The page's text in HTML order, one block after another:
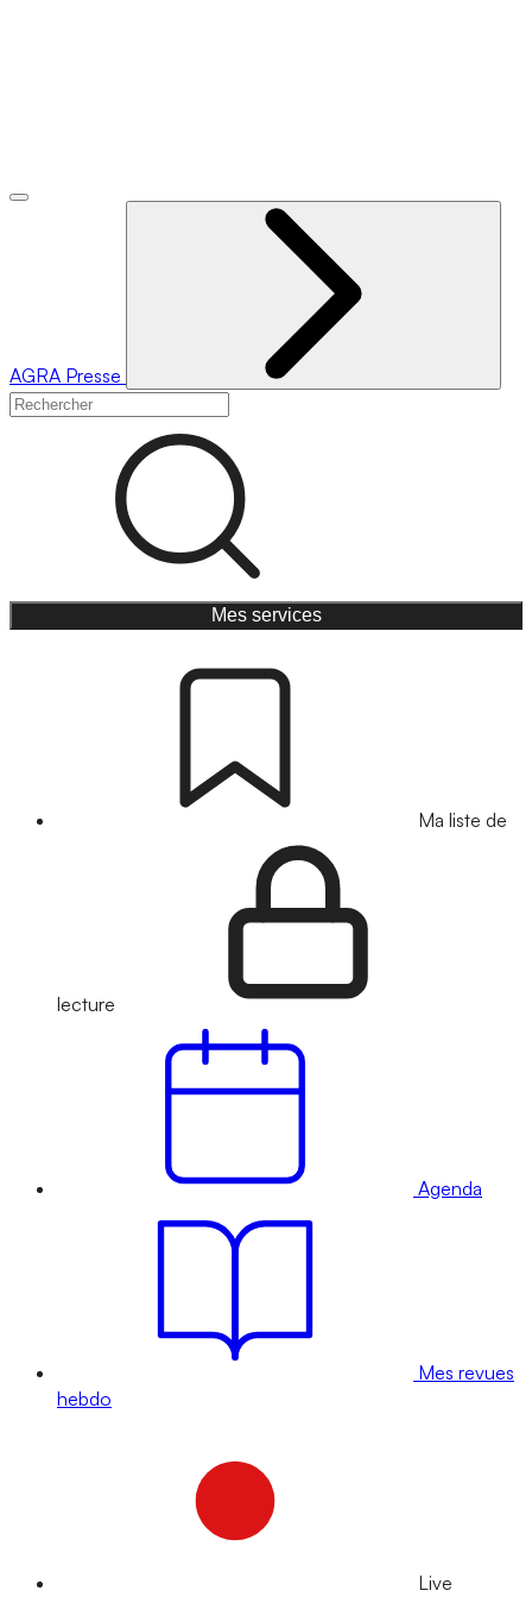
AGRA Presse
Mes services
Ma liste de
lecture
Agenda
Mes revues
hebdo
Live